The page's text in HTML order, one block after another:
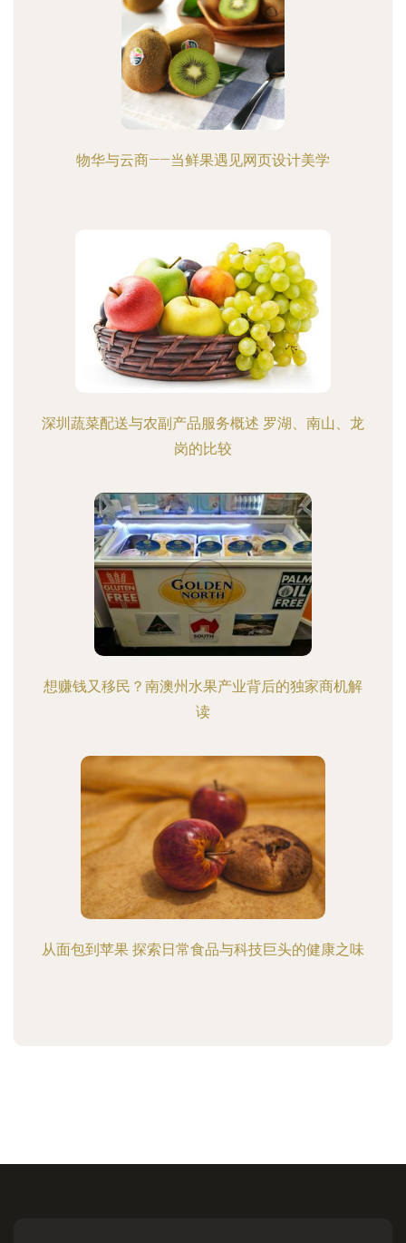
物华与云商——当鲜果遇见网页设计美学
深圳蔬菜配送与农副产品服务概述 罗湖、南山、龙
岗的比较
想赚钱又移民？南澳州水果产业背后的独家商机解
读
从面包到苹果 探索日常食品与科技巨头的健康之味